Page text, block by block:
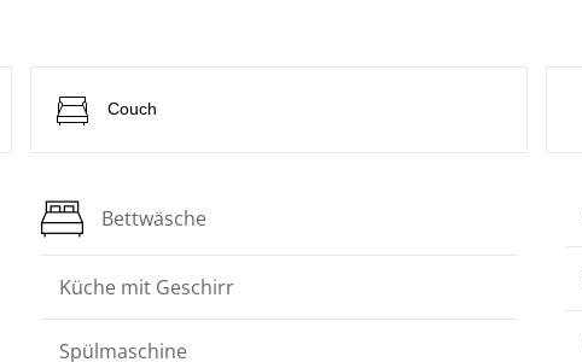
Couch
Bettwäsche
Küche mit Geschirr
Spülmaschine